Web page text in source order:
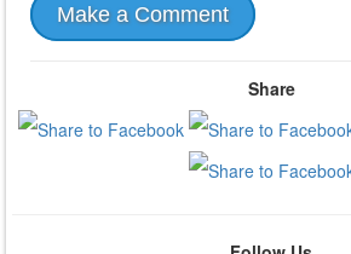
Make a Comment
Share